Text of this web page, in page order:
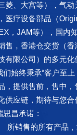
菱、大宫等），气
医疗设备部品（
，JAM等），国内
售，香港仓交货（
有限公司）的多元化
们始终秉承“客户至
，提供售前，售中
供应链，期待与您合
思昌承诺：
所销售的所有产品，